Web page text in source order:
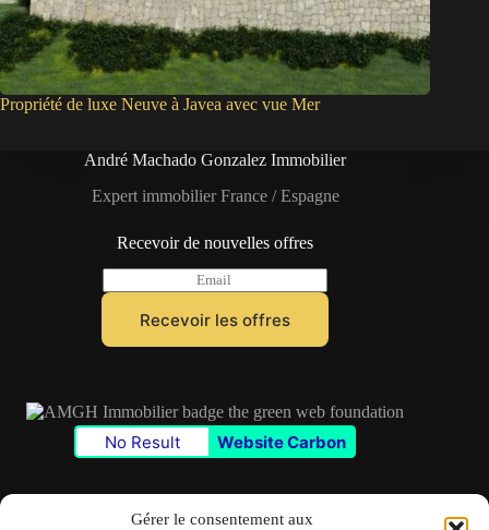
Gérer le consentement aux
Propriété de luxe Neuve à Javea avec vue Mer
André Machado Gonzalez Immobilier
Expert immobilier France / Espagne
Recevoir de nouvelles offres
m
l
Recevoir les offres
No Result Website Carbon